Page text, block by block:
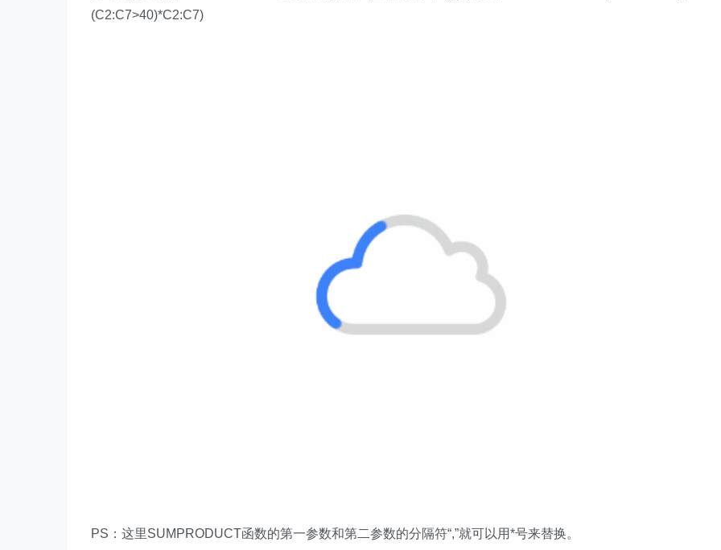
(C2:C7>40)*C2:C7)
PS：这里SUMPRODUCT函数的第一参数和第二参数的分隔符“,”就可以用*号来替换。